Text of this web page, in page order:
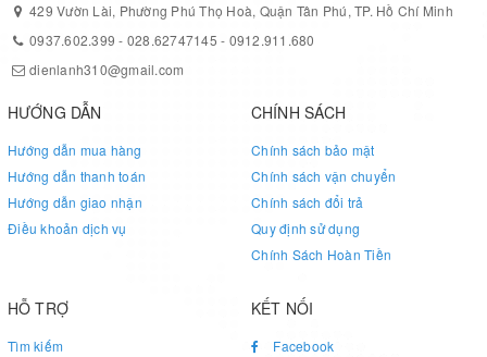
429 Vườn Lài, Phường Phú Thọ Hoà, Quận Tân Phú, TP. Hồ Chí Minh
0937.602.399 - 028.62747145 - 0912.911.680
dienlanh310@gmail.com
HƯỚNG DẪN
Hướng dẫn mua hàng
Hướng dẫn thanh toán
Hướng dẫn giao nhận
Điều khoản dịch vụ
CHÍNH SÁCH
Chính sách bảo mật
Chính sách vận chuyển
Chính sách đổi trả
Quy định sử dụng
Chính Sách Hoàn Tiền
HỖ TRỢ
Tìm kiếm
KẾT NỐI
Facebook